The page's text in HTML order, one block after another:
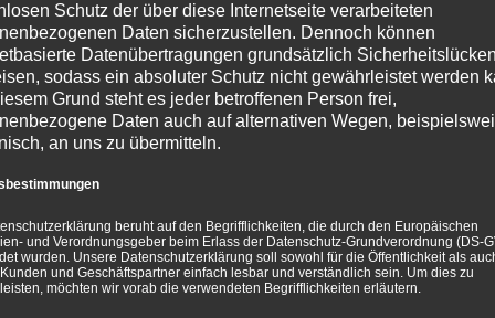
verständlich sein. Um dies zu gewährleisten,
unter anderem die folgenden Begriffe:
alle Informationen, die sich auf eine identifizierte
Person“) beziehen. Als identifizierbar wird eine
mittels Zuordnung zu einer Kennung wie einem
Kennung oder zu einem oder mehreren besonderen
Schutz der über diese Internetseite verarbeiteten
Daten sicherzustellen. Dennoch können
Datenübertragungen grundsätzlich Sicherheitslücken
sodass ein absoluter Schutz nicht gewährleistet werden
Grund steht es jeder betroffenen Person frei,
Daten auch auf alternativen Wegen,
an uns zu übermitteln.
beruht auf den Begrifflichkeiten, die durch den Europäischen
und Verordnungsgeber beim Erlass der Datenschutz-Grundverordnung (DS-
wurden. Unsere Datenschutzerklärung soll sowohl für die Öffentlichkeit als
und Geschäftspartner einfach lesbar und verständlich sein. Um dies zu
möchten wir vorab die verwendeten Begrifflichkeiten erläutern.